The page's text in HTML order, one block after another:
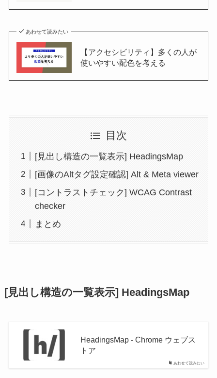
あわせて読みたい
【アクセシビリティ】多くの人が
使いやすい配色を考える
目次
[見出し構造の一覧表示] HeadingsMap
[画像のAltタグ設定確認] Alt & Meta viewer
[コントラストチェック] WCAG Contrast
checker
まとめ
[見出し構造の一覧表示] HeadingsMap
あわせて読みたい
HeadingsMap - Chrome ウェブス
トア